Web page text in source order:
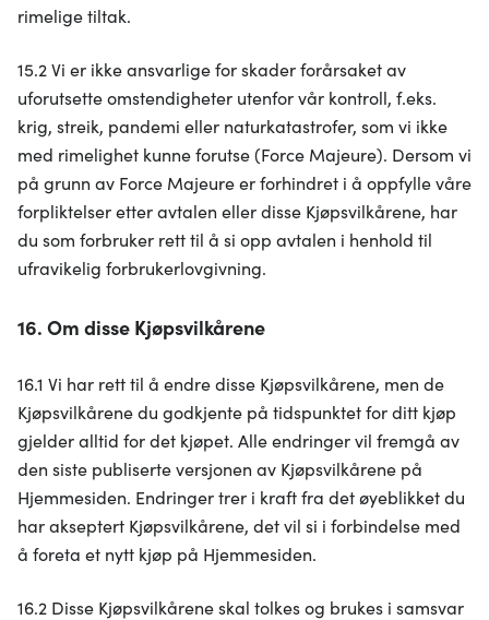
rimelige tiltak.
15.2 Vi er ikke ansvarlige for skader forårsaket av
uforutsette omstendigheter utenfor vår kontroll, f.eks.
krig, streik, pandemi eller naturkatastrofer, som vi ikke
med rimelighet kunne forutse (Force Majeure). Dersom vi
på grunn av Force Majeure er forhindret i å oppfylle våre
forpliktelser etter avtalen eller disse Kjøpsvilkårene, har
du som forbruker rett til å si opp avtalen i henhold til
ufravikelig forbrukerlovgivning.
16. Om disse Kjøpsvilkårene
16.1 Vi har rett til å endre disse Kjøpsvilkårene, men de
Kjøpsvilkårene du godkjente på tidspunktet for ditt kjøp
gjelder alltid for det kjøpet. Alle endringer vil fremgå av
den siste publiserte versjonen av Kjøpsvilkårene på
Hjemmesiden. Endringer trer i kraft fra det øyeblikket du
har akseptert Kjøpsvilkårene, det vil si i forbindelse med
å foreta et nytt kjøp på Hjemmesiden.
16.2 Disse Kjøpsvilkårene skal tolkes og brukes i samsvar